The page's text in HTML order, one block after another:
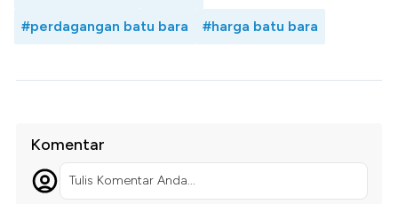
#perdagangan batu bara #harga batu bara
Komentar
Tulis Komentar Anda...